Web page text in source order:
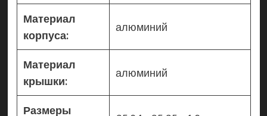
Материал
корпуса:
алюминий
Материал
крышки:
алюминий
Размеры